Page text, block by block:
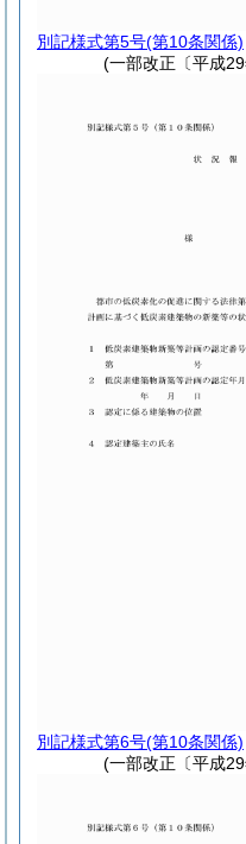
別記様式第5号(第10条関係)
(一部改正〔平成
別記様式第6号(第10条関係)
(一部改正〔平成